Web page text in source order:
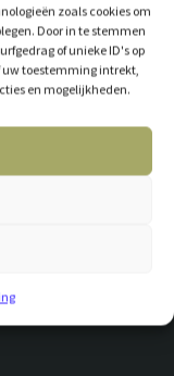
zoals cookies om
Door in te stemmen
of unieke ID's op
uw toestemming intrekt,
en mogelijkheden.